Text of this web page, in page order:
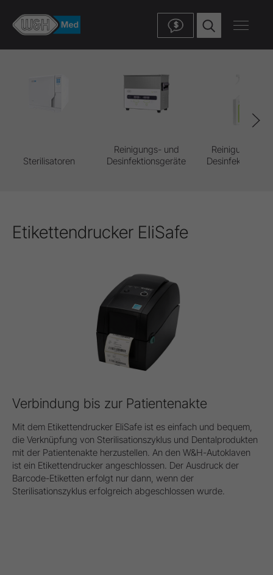
$
Sterilisatoren
Reinigungs- und
Desinfektionsgeräte
Reinigungs-
Etikettendrucker EliSafe
Verbindung bis zur Patientenakte
Mit dem Etikettendrucker EliSafe ist es einfach und bequem,
die Verknüpfung von Sterilisationszyklus und Dentalprodukten
mit der Patientenakte herzustellen. An den W&H-Autoklaven
ist ein Etikettendrucker angeschlossen. Der Ausdruck der
Barcode-Etiketten erfolgt nur dann, wenn der
Sterilisationszyklus erfolgreich abgeschlossen wurde.